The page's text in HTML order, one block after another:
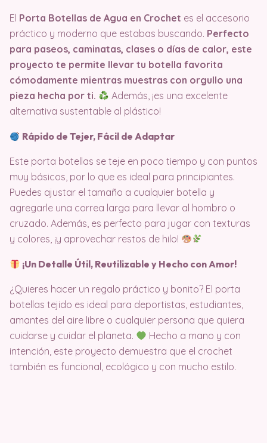
El Porta Botellas de Agua en Crochet es el accesorio
práctico y moderno que estabas buscando. Perfecto
para paseos, caminatas, clases o días de calor, este
proyecto te permite llevar tu botella favorita
cómodamente mientras muestras con orgullo una
pieza hecha por ti.
Además, ¡es una excelente
alternativa sustentable al plástico!
Rápido de Tejer, Fácil de Adaptar
Este porta botellas se teje en poco tiempo y con puntos
muy básicos, por lo que es ideal para principiantes.
Puedes ajustar el tamaño a cualquier botella y
agregarle una correa larga para llevar al hombro o
cruzado. Además, es perfecto para jugar con texturas
y colores, ¡y aprovechar restos de hilo!
¡Un Detalle Útil, Reutilizable y Hecho con Amor!
¿Quieres hacer un regalo práctico y bonito? El porta
botellas tejido es ideal para deportistas, estudiantes,
amantes del aire libre o cualquier persona que quiera
cuidarse y cuidar el planeta.
Hecho a mano y con
intención, este proyecto demuestra que el crochet
también es funcional, ecológico y con mucho estilo.